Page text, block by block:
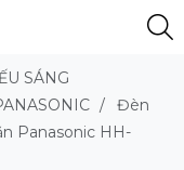
SÁNG
/
Đèn
Panasonic HH-